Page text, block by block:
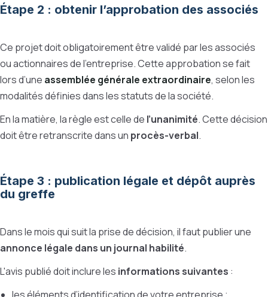
Étape 2 : obtenir l’approbation des associés
Ce projet doit obligatoirement être validé par les associés
ou actionnaires de l’entreprise. Cette approbation se fait
lors d’une assemblée générale extraordinaire, selon les
modalités définies dans les statuts de la société.
En la matière, la règle est celle de l’unanimité. Cette décision
doit être retranscrite dans un procès-verbal.
Étape 3 : publication légale et dépôt auprès
du greffe
Dans le mois qui suit la prise de décision, il faut publier une
annonce légale dans un journal habilité.
L'avis publié doit inclure les informations suivantes :